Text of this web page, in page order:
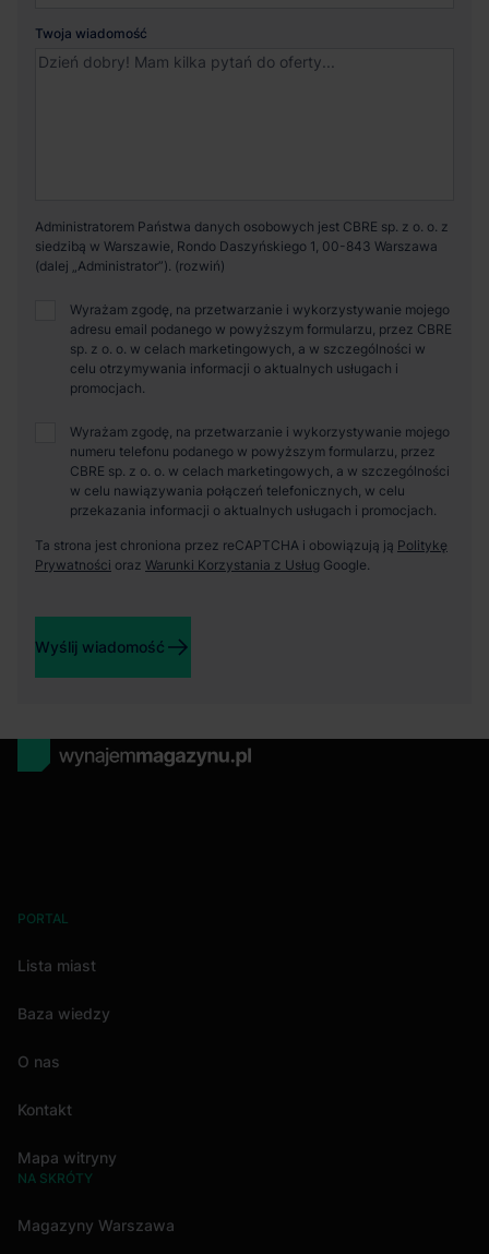
Twoja wiadomość
Administratorem Państwa danych osobowych jest CBRE sp. z o. o. z
siedzibą w Warszawie, Rondo Daszyńskiego 1, 00-843 Warszawa
(dalej „Administrator”).
Wyrażam zgodę, na przetwarzanie i wykorzystywanie mojego
adresu email podanego w powyższym formularzu, przez CBRE
sp. z o. o. w celach marketingowych, a w szczególności w
celu otrzymywania informacji o aktualnych usługach i
promocjach.
Wyrażam zgodę, na przetwarzanie i wykorzystywanie mojego
numeru telefonu podanego w powyższym formularzu, przez
CBRE sp. z o. o. w celach marketingowych, a w szczególności
w celu nawiązywania połączeń telefonicznych, w celu
przekazania informacji o aktualnych usługach i promocjach.
Ta strona jest chroniona przez reCAPTCHA i obowiązują ją Politykę
Prywatności oraz Warunki Korzystania z Usług Google.
Wyślij wiadomość
PORTAL
Lista miast
Baza wiedzy
O nas
Kontakt
Mapa witryny
NA SKRÓTY
Magazyny Warszawa